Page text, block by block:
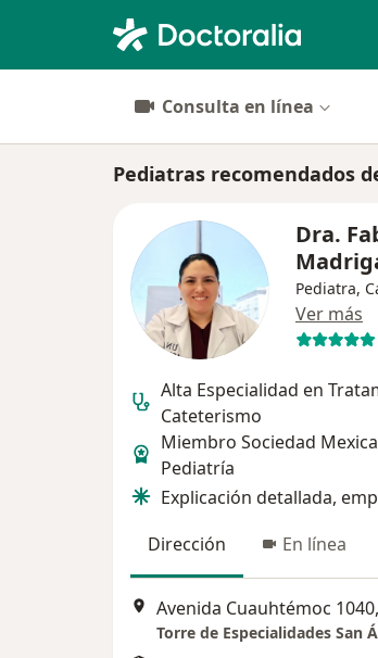
Consulta en línea
Pediatras recomendados
Dra.
Pediatra,
Ver más
Alta Especialidad en
Cateterismo
Miembro Sociedad
Pediatría
Explicación detallada,
Dirección
En línea
Avenida Cuauhtémoc
Torre de Especialidades San